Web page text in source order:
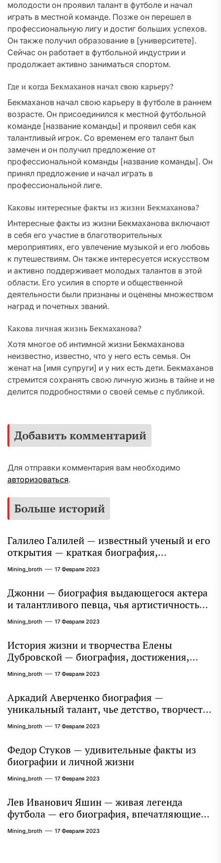
молодости он проявил талант в футболе и начал
играть в местной команде. Позже он перешел в
профессиональную лигу и достиг больших успехов.
Он также получил образование в [университете].
Сейчас он работает в футбольной индустрии и
продолжает активно заниматься спортом.
Где и когда Бекмаханов начал свою карьеру?
Бекмаханов начал свою карьеру в футболе в раннем
возрасте. Он присоединился к местной футбольной
команде [название команды] и проявил себя как
талантливый игрок. Со временем его талант был
замечен и он получил предложение от
профессиональной команды [название команды]. Он
принял предложение и начал играть в
профессиональной лиге.
Каковы интересные факты из жизни Бекмаханова?
Интересные факты из жизни Бекмаханова включают
в себя его участие в благотворительных
мероприятиях, его увлечение музыкой и его любовь
к путешествиям. Он также интересуется искусством
и активно поддерживает молодых талантов в этой
области. Его усилия в спорте и общественной
деятельности были признаны и оценены множеством
наград и почетных званий.
Какова личная жизнь Бекмаханова?
Хотя многое об интимной жизни Бекмаханова
неизвестно, известно, что у него есть семья. Он
женат на [имя супруги] и у них есть дети. Бекмаханов
стремится сохранять свою личную жизнь в тайне и не
делится подробностями о своей семье с публикой.
Добавить комментарий
Для отправки комментария вам необходимо
авторизоваться.
Больше историй
Галилео Галилей — известный ученый и его
открытия — краткая биография,
достижения и вклад в науку
Mining_broth 17 Февраля 2023
Джонни — биография выдающегося актера
и талантливого певца, чья артистичность
захватывает миллионы сердец
Mining_broth 17 Февраля 2023
История жизни и творчества Елены
Дубровской — биография, достижения,
интересные факты
Mining_broth 17 Февраля 2023
Аркадий Аверченко биография —
уникальный талант, чье детство, творчество
и литературное наследие продолжают
восхищать миллионы
Mining_broth 17 Февраля 2023
Федор Стуков — удивительные факты из
биографии и личной жизни
Mining_broth 17 Февраля 2023
Лев Иванович Яшин — живая легенда
футбола — его биография, впечатляющие
достижения и интересная личная жизнь
Mining_broth 17 Февраля 2023